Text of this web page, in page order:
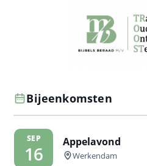
Bijeenkomsten
SEP
16
Appelavond
Werkendam